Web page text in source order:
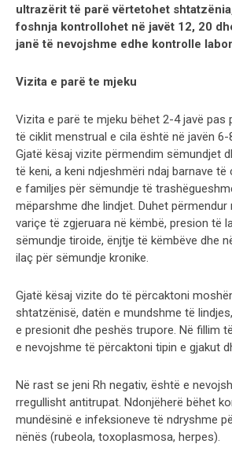
ultrazërit të parë vërtetohet
foshnja kontrollohet në javët 12, 20
janë të nevojshme edhe kontrolle
Vizita e parë te mjeku
Vizita e parë te mjeku bëhet 2-4 javë pas
të ciklit menstrual e cila është në javën
Gjatë kësaj vizite përmendim sëmundjet
të keni, a keni ndjeshmëri ndaj barnave të
e familjes për sëmundje të
mëparshme dhe lindjet. Duhet përmendur
variçe të zgjeruara në këmbë, presion të
sëmundje tiroide, ënjtje të këmbëve dhe
ilaç për sëmundje kronike.
Gjatë kësaj vizite do të përcaktoni
shtatzënisë, datën e mundshme të
e presionit dhe peshës trupore. Në fillim
e nevojshme të përcaktoni tipin e gjakut
Në rast se jeni Rh negativ, është e
rregullisht antitrupat. Ndonjëherë bëhet
mundësinë e infeksioneve të ndryshme
nënës (rubeola, toxoplasmosa, herpes).